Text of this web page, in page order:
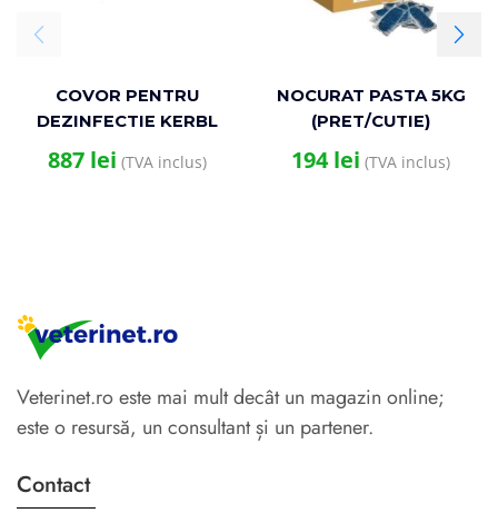
COVOR PENTRU
DEZINFECTIE KERBL
180x90x4CM
887 lei (TVA inclus)
NOCURAT PASTA 5KG
(PRET/CUTIE)
194lei (TVA inclus)
Veterinet.ro este mai mult decât un magazin online;
este o resursă, un consultant și un partener.
Contact